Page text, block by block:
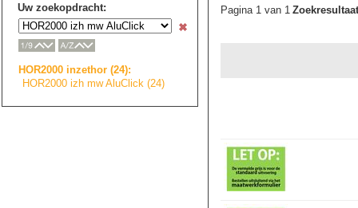
Uw zoekopdracht:
HOR2000 inzethor (24):
HOR2000 izh mw AluClick (24)
Pagina 1 van 1Zoekresultaat